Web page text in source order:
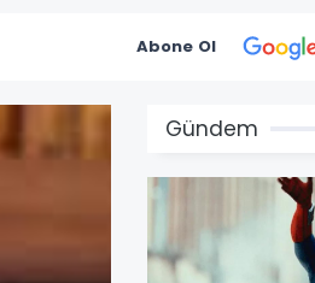
Abone Ol
Gündem